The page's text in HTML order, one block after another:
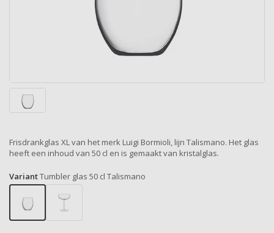
Frisdrankglas XL van het merk Luigi Bormioli, lijn Talismano. Het glas
heeft een inhoud van 50 cl en is gemaakt van kristalglas.
VariantTumbler glas 50 cl Talismano